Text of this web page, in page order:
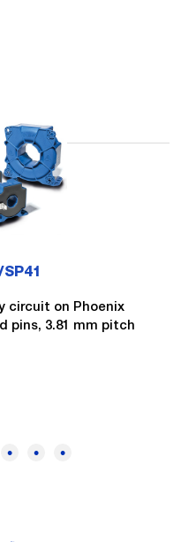
circuit on Phoenix
pins, 3.81 mm pitch